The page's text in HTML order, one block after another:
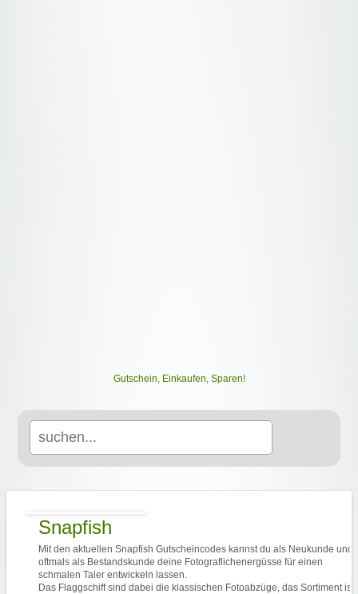
Gutschein, Einkaufen, Sparen!
Snapfish
Mit den aktuellen Snapfish Gutscheincodes kannst du als Neukunde und
oftmals als Bestandskunde deine Fotograflichenergüsse für einen
schmalen Taler entwickeln lassen.
Das Flaggschiff sind dabei die klassischen Fotoabzüge, das Sortiment ist